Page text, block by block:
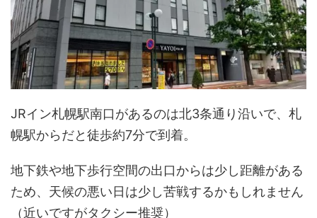
JRイン札幌駅南口があるのは北3条通り沿いで、札
幌駅からだと徒歩約7分で到着。
地下鉄や地下歩行空間の出口からは少し距離がある
ため、天候の悪い日は少し苦戦するかもしれません
（近いですがタクシー推奨）